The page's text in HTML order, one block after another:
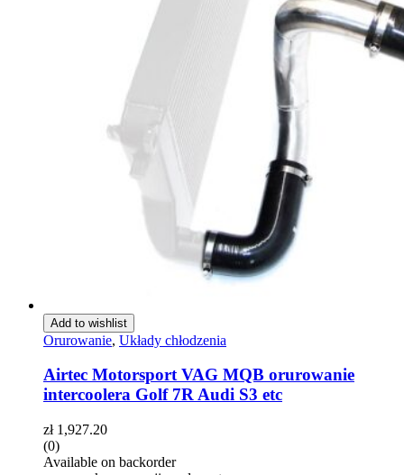
Add to wishlist
Orurowanie, Układy chłodzenia
Airtec Motorsport VAG MQB orurowanie
intercoolera Golf 7R Audi S3 etc
zł1,927.20
(0)
Available on backorder